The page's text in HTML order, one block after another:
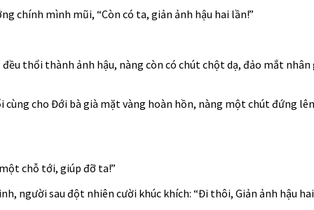
chính mình mũi, “Còn có ta, giản ảnh hậu hai lần!”
thổi thành ảnh hậu, nàng còn có chút chột dạ, đảo mắt
cho Đới bà già mặt vàng hoàn hồn, nàng một chút đứng
chỗ tới, giúp đỡ ta!”
người sau đột nhiên cười khúc khích: “Đi thôi, Giản ảnh hậu